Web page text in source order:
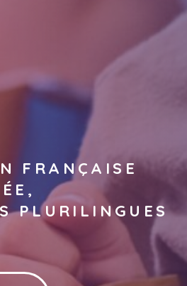
FRANÇAISE
PLURILINGUES